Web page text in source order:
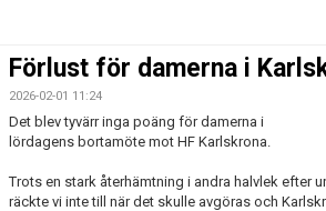
TRUPPEN
BILDGALLERI
DOKUMENT
Förlust för damerna i
2026-02-01 11:24
Det blev tyvärr inga poäng för damerna i
lördagens bortamöte mot HF Karlskrona.
Trots en stark återhämtning i andra halvlek efter
räckte vi inte till när det skulle avgöras och